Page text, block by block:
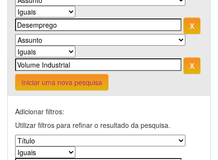
Iniciar uma nova pesquisa
Adicionar filtros:
Utilizar filtros para refinar o resultado da pesquisa.